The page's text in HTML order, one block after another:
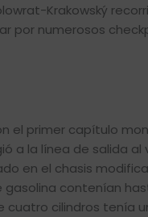
Krakowský
por numerosos
el primer capítulo
a la línea de salida al
en el chasis
contenían
cuatro cilindros tenía